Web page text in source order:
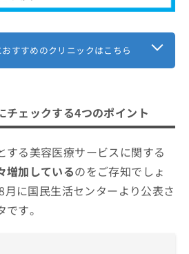
すすめのクリニックはこちら
チェックする4つのポイント
する美容医療サービスに関する
増加しているのをご存知でしょ
に国民生活センターより公表さ
す。